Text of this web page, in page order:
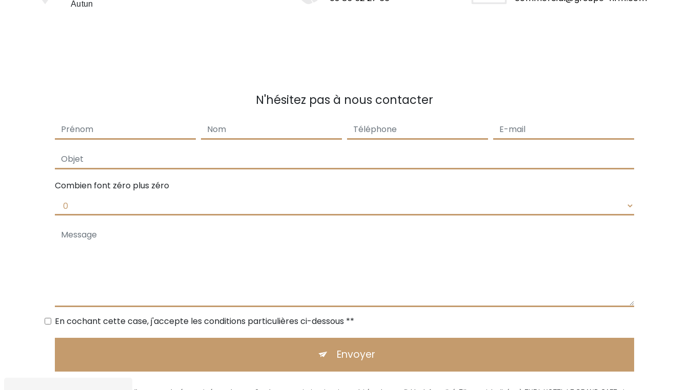
Autun
N'hésitez pas à nous contacter
Combien font zéro plus zéro
En cochant cette case, j'accepte les conditions particulières ci-dessous **
Envoyer